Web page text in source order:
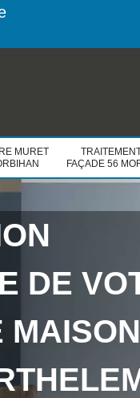
MURET
FAÇADE 56
DE
MAISON